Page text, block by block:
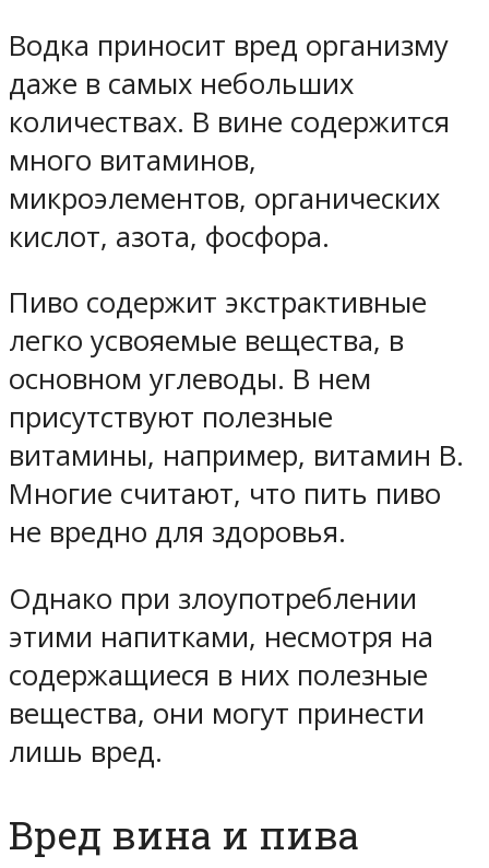
Водка приносит вред организму
даже в самых небольших
количествах. В вине содержится
много витаминов,
микроэлементов, органических
кислот, азота, фосфора.
Пиво содержит экстрактивные
легко усвояемые вещества, в
основном углеводы. В нем
присутствуют полезные
витамины, например, витамин В.
Многие считают, что пить пиво
не вредно для здоровья.
Однако при злоупотреблении
этими напитками, несмотря на
содержащиеся в них полезные
вещества, они могут принести
лишь вред.
Вред вина и пива